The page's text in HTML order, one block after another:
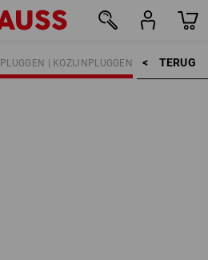
TERUG    >
| KOZIJNPLUGGEN